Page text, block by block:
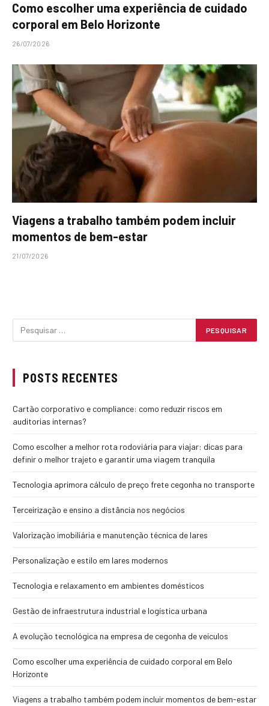
Como escolher uma experiência de cuidado
corporal em Belo Horizonte
26/07/2026
Viagens a trabalho também podem incluir
momentos de bem-estar
21/07/2026
POSTS RECENTES
Cartão corporativo e compliance: como reduzir riscos em
auditorias internas?
Como escolher a melhor rota rodoviária para viajar: dicas para
definir o melhor trajeto e garantir uma viagem tranquila
Tecnologia aprimora cálculo de preço frete cegonha no transporte
Terceirização e ensino a distância nos negócios
Valorização imobiliária e manutenção técnica de lares
Personalização e estilo em lares modernos
Tecnologia e relaxamento em ambientes domésticos
Gestão de infraestrutura industrial e logística urbana
A evolução tecnológica na empresa de cegonha de veículos
Como escolher uma experiência de cuidado corporal em Belo
Horizonte
Viagens a trabalho também podem incluir momentos de bem-estar